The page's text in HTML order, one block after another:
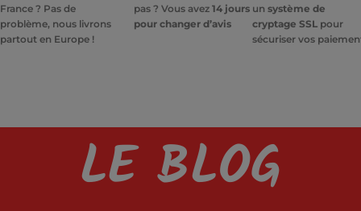
France ? Pas de
problème, nous livrons
partout en Europe !
pas ? Vous avez14 jours
pour changer d’avis
un système de
cryptage SSLpour
sécuriser vos
LE BLOG